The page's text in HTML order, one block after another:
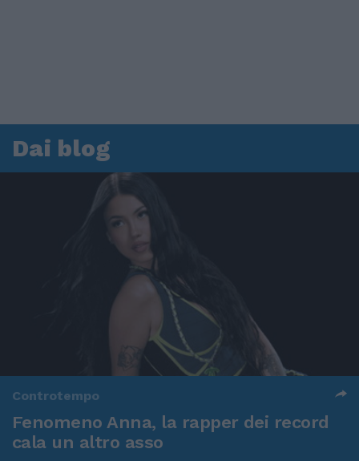
Dai blog
Controtempo
Fenomeno Anna, la rapper dei record
cala un altro asso